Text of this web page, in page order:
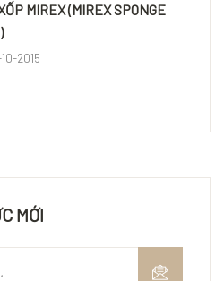
MIREX (MIREX SPONGE
2015
MỚI